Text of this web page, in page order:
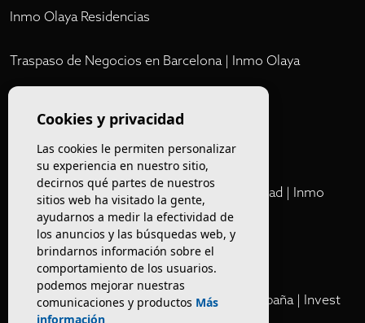
Inmo Olaya Residencias
Traspaso de Negocios en Barcelona | Inmo Olaya
Invest Inmo Olaya
Comprar Locales Comerciales en Rentabilidad | Inmo
Olaya
Cartera Privada de Activos Hoteleros en España | Invest
Inmo Olaya
Cookies y privacidad
Las cookies le permiten personalizar
su experiencia en nuestro sitio,
decirnos qué partes de nuestros
sitios web ha visitado la gente,
ayudarnos a medir la efectividad de
los anuncios y las búsquedas web, y
brindarnos información sobre el
comportamiento de los usuarios.
podemos mejorar nuestras
comunicaciones y productos Más
información